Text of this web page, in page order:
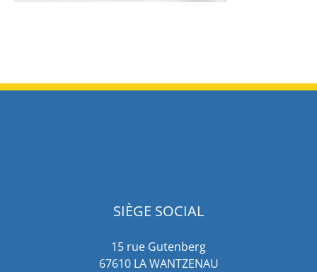
SIÈGE SOCIAL
15 rue Gutenberg
67610 LA WANTZENAU